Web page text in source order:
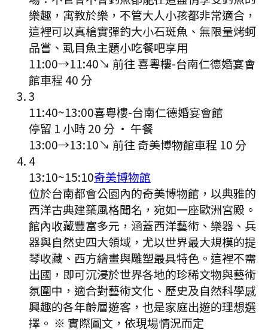
樂趣，寓教於樂，不管大人小孩都非常適合，
這裡可以真槍實彈釣大小石斑魚、無限量烤蚵
品嘗、虱目魚主題小吃餐吧享用
11:00→11:40↘ 前往 喜粵樓-台南仁德婚宴會
館車程 40 分
3
11:40~13:00喜粵樓-台南仁德婚宴會館
停留 1 小時 20 分 · 午餐
13:00→13:10↘ 前往 奇美博物館車程 10 分
4
13:10~15:10奇美博物館
位於台南都會公園內的奇美博物館，以典雅的
西洋古典建築風格聞名，宛如一座歐洲宮殿。
館內收藏豐富多元，涵蓋西洋藝術、樂器、兵
器與自然史四大領域，尤以世界最大規模的提
琴收藏、西方繪畫與雕塑最具特色。這裡不需
出國，即可沉浸於世界各地的珍稀文物與藝術
氛圍中，適合對藝術文化、歷史及自然科學感
興趣的各年齡層遊客，也是家庭出遊的理想選
擇。 ※ 實際圖文，依現場情況而定